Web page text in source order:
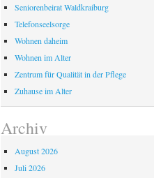
Seniorenbeirat Waldkraiburg
Telefonseelsorge
Wohnen daheim
Wohnen im Alter
Zentrum für Qualität in der Pflege
Zuhause im Alter
Archiv
August 2026
Juli 2026